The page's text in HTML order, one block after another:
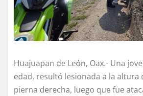
Huajuapan de León, Oax.- Una
edad, resultó lesionada a la altura
pierna derecha, luego que fue